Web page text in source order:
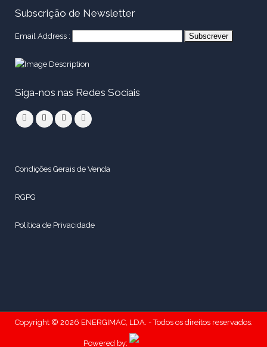
Subscrição de Newsletter
Email Address :
Siga-nos nas Redes Sociais
Condições Gerais de Venda
RGPG
Política de Privacidade
Copyright © 2026 ENERGIMAC, LDA. - Todos os direitos reservados.
Powered by: